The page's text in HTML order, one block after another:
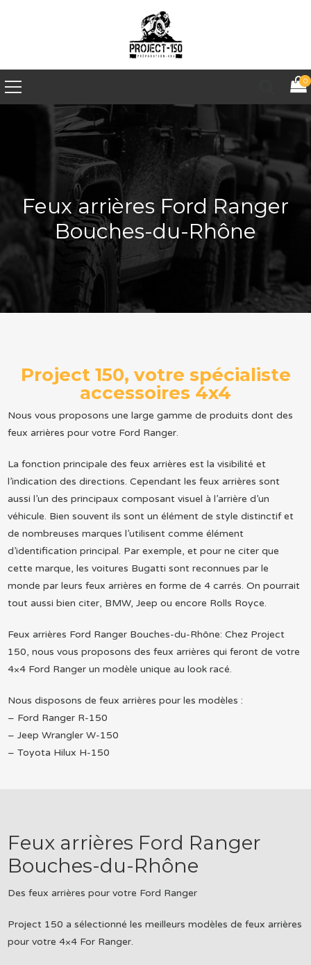
0
Feux arrières Ford Ranger
Bouches-du-Rhône
Project 150, votre spécialiste
accessoires 4x4
Nous vous proposons une large gamme de produits dont des
feux arrières pour votre Ford Ranger.
La fonction principale des feux arrières est la visibilité et
l’indication des directions. Cependant les feux arrières sont
aussi l’un des principaux composant visuel à l’arrière d’un
véhicule. Bien souvent ils sont un élément de style distinctif et
de nombreuses marques l’utilisent comme élément
d’identification principal. Par exemple, et pour ne citer que
cette marque, les voitures Bugatti sont reconnues par le
monde par leurs feux arrières en forme de 4 carrés. On pourrait
tout aussi bien citer, BMW, Jeep ou encore Rolls Royce.
Feux arrières Ford Ranger Bouches-du-Rhône: Chez Project
150, nous vous proposons des feux arrières qui feront de votre
4×4 Ford Ranger un modèle unique au look racé.
Nous disposons de feux arrières pour les modèles :
– Ford Ranger R-150
– Jeep Wrangler W-150
– Toyota Hilux H-150
Feux arrières Ford Ranger
Bouches-du-Rhône
Des feux arrières pour votre Ford Ranger
Project 150 a sélectionné les meilleurs modèles de feux arrières
pour votre 4×4 For Ranger.